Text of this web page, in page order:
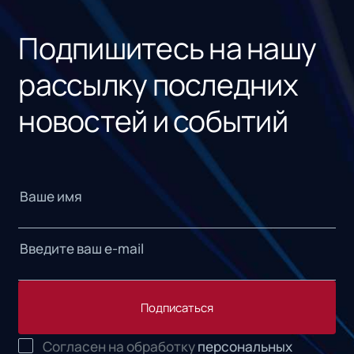
Подпишитесь на нашу
рассылку последних
новостей и событий
Подписаться
Согласен на обработкуперсональных